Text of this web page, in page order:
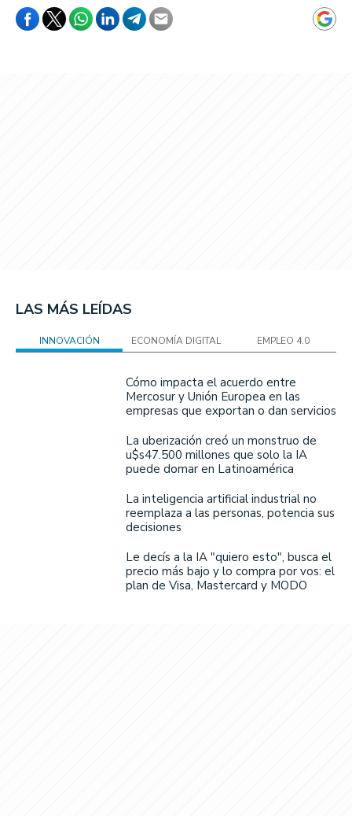
LAS MÁS LEÍDAS
INNOVACIÓN ECONOMÍA DIGITAL EMPLEO 4.0
Cómo impacta el acuerdo entre
Mercosur y Unión Europea en las
empresas que exportan o dan servicios
La uberización creó un monstruo de
u$s47.500 millones que solo la IA
puede domar en Latinoamérica
La inteligencia artificial industrial no
reemplaza a las personas, potencia sus
decisiones
Le decís a la IA "quiero esto", busca el
precio más bajo y lo compra por vos: el
plan de Visa, Mastercard y MODO